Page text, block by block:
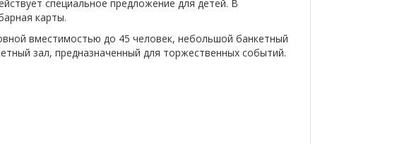
специальное предложение для детей. В
карты.
вместимостью до 45 человек, небольшой банкетный
зал, предназначенный для торжественных событий.